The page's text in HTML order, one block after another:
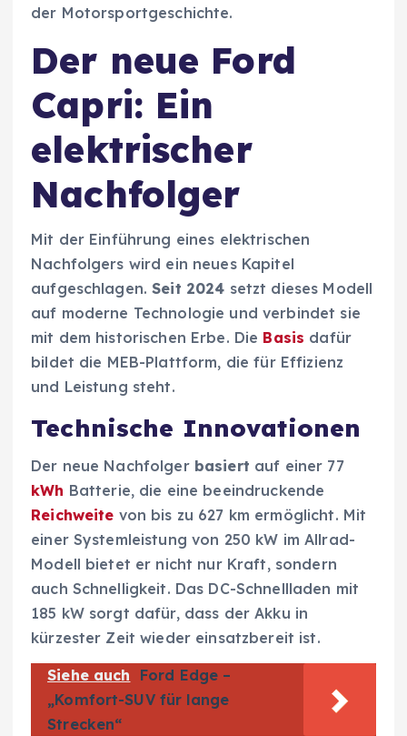
der Motorsportgeschichte.
Der neue Ford
Capri: Ein
elektrischer
Nachfolger
Mit der Einführung eines elektrischen
Nachfolgers wird ein neues Kapitel
aufgeschlagen.Seit 2024 setzt dieses Modell
auf moderne Technologie und verbindet sie
mit dem historischen Erbe. Die Basis dafür
bildet die MEB-Plattform, die für Effizienz
und Leistung steht.
Technische Innovationen
Der neue Nachfolger basiert auf einer 77
kWh Batterie, die eine beeindruckende
Reichweite von bis zu 627 km ermöglicht. Mit
einer Systemleistung von 250 kW im Allrad-
Modell bietet er nicht nur Kraft, sondern
auch Schnelligkeit. Das DC-Schnellladen mit
185 kW sorgt dafür, dass der Akku in
kürzester Zeit wieder einsatzbereit ist.
Siehe auch
Ford Edge –
„Komfort-SUV für lange
Strecken“